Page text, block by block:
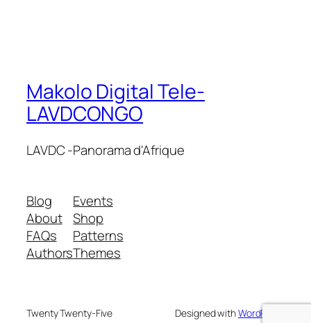
Makolo Digital Tele-
LAVDCONGO
LAVDC -Panorama d'Afrique
Blog
About
FAQs
Authors
Events
Shop
Patterns
Themes
Twenty Twenty-Five Designed withWordPress